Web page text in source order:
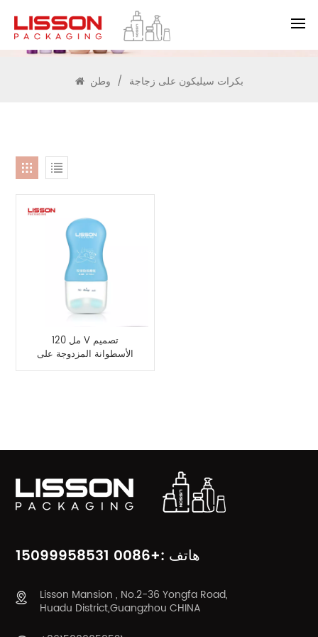
يبحث
/ بكرات سيليكون على زجاجة
120 مل V تصميم
الأسطوانة المزدوجة على
زجاجة لتدليك الجسم
هاتف :+0086 15099958531
Lisson Mansion , No.2-36 Yongfa Road,
Huadu District,Guangzhou CHINA